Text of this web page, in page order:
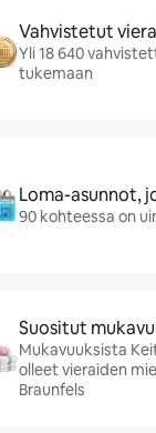
Vahvistetut
Yli 18 640
tukemaan
Loma-asunnot,
90 kohteessa on
Suositut
Mukavuuksista
olleet vieraiden
Braunfels